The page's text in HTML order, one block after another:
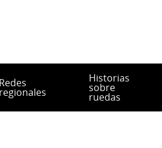
Redes
regionales
Historias
sobre
ruedas